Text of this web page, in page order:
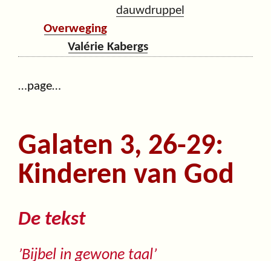
dauwdruppel
Overweging
Valérie Kabergs
…page…
Galaten 3, 26-29:
Kinderen van God
De tekst
’Bijbel in gewone taal’